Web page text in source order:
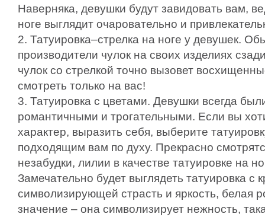
Наверняка, девушки будут завидовать вам,
ноге выглядит очаровательно и
2. Татуировка–стрелка на ноге у девушек.
производители чулок на своих изделиях
чулок со стрелкой точно вызовет
смотреть только на вас!
3. Татуировка с цветами. Девушки всегда
романтичными и трогательными. Если вы
характер, выразить себя, выберите
подходящим вам по духу. Прекрасно
незабудки, лилии в качестве татуировке на
Замечательно будет выглядеть татуировка с
символизирующей страсть и яркость, белая
значение – она символизирует нежность,